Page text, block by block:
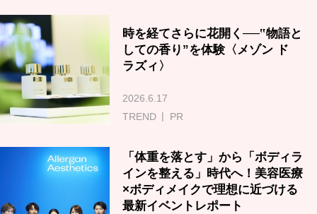
時を経てさらに花開く──‟物語と
しての香り”を体験〈メゾン ド
ラズィ〉
2026.6.17
TREND
PR
「体重を落とす」から「ボディラ
インを整える」時代へ！美容医療
×ボディメイクで理想に近づける
最新イベントレポート